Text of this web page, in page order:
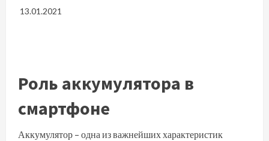
13.01.2021
Роль аккумулятора в
смартфоне
Аккумулятор – одна из важнейших характеристик